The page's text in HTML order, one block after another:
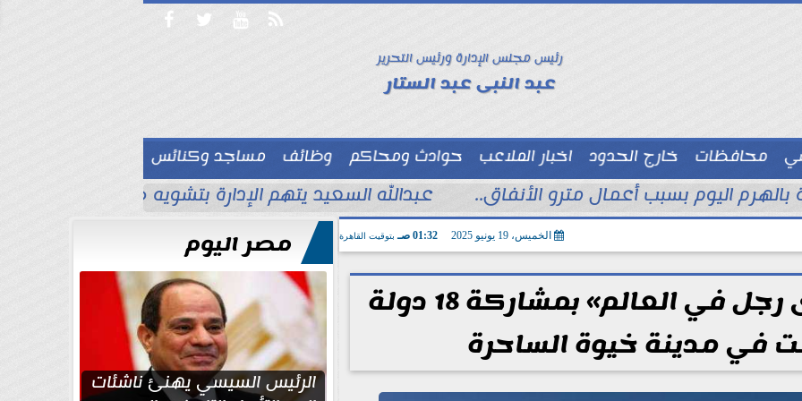
   
رئيس مجلس الإدارة ورئيس التحرير
عبد النبى عبد الستار
محافظات خارج الحدود اخبار الملاعب حوادث ومحاكم وظائف
مساجد وكنائس
توك شو  اليوم بسبب أعمال مترو الأنفاق.. عبدالله السعيد يتهم الإدارة بتشويه صورته أمام
الخميس، 19 يونيو 2025 01:32 صـ بتوقيت القاهرة
نجاح باهر لبطولة «أقوى رجل في العالم» بمشاركة 18 دولة
في مدينة خيوة الساحرة
مصر اليوم
الرئيس السيسي يهنئ ناشئات